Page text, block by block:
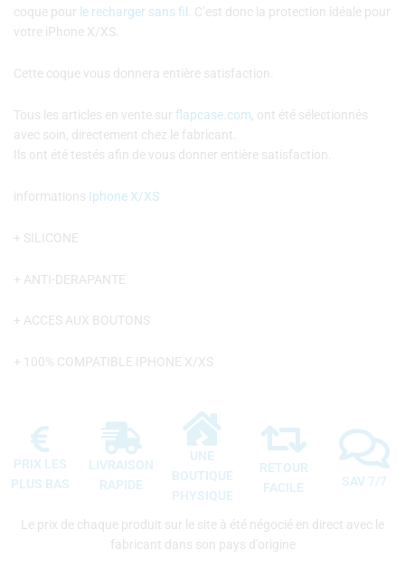
coque pour le recharger sans fil.
C’est donc la protection idéale pour
votre iPhone X/XS.
Cette coque vous donnera entière satisfaction.
Tous les articles en vente sur flapcase.com, ont été sélectionnés
avec soin, directement chez le fabricant.
Ils ont été testés afin de vous donner entière satisfaction.
informations Iphone X/XS
+ SILICONE
+ ANTI-DERAPANTE
+ ACCES AUX BOUTONS
+ 100% COMPATIBLE IPHONE X/XS
PRIX LES
PLUS BAS
LIVRAISON
RAPIDE
UNE
BOUTIQUE
PHYSIQUE
RETOUR
FACILE
SAV 7/7
Le prix de chaque produit sur le site à été négocié en direct avec le
fabricant dans son pays d’origine